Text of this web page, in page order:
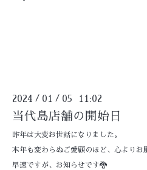
2024 / 01 / 05 11:02
当代島店舗の開始日
昨年は大変お世話になりました。
本年も変わらぬご愛顧のほど、心よりお
早速ですが、お知らせです🐉